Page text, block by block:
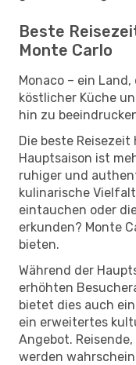
Beste
Monte Carlo
Monaco – ein
köstlicher Küche
hin zu
Die beste
Hauptsaison ist
ruhiger und
kulinarische
eintauchen oder
erkunden? Monte
bieten.
Während der
erhöhten
bietet dies auch
ein erweitertes
Angebot.
werden